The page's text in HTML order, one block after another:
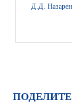
Д.Д.